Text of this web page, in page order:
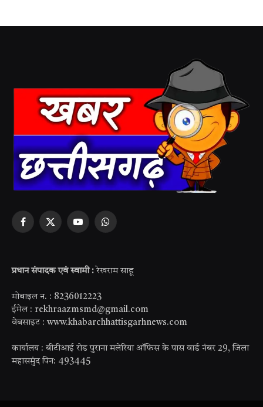
Facebook
X
YouTubeWhatsApp
प्रधान संपादक एवं स्वामी : रेखराम साहू
मोबाइल न. : 8236012223
ईमेल : rekhraazmsmd@gmail.com
वेबसाइट : www.khabarchhattisgarhnews.com
कार्यालय : बीटीआई रोड पुराना मलेरिया ऑफिस के पास वार्ड नंबर 29, जिला
महासमुंद पिन: 493445